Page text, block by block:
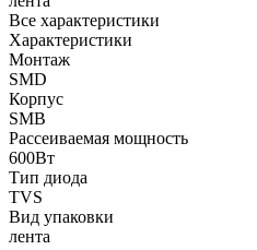
Все характеристики
Характеристики
Монтаж
SMD
Корпус
SMB
Рассеиваемая мощность
600Вт
Тип диода
TVS
Вид упаковки
лента